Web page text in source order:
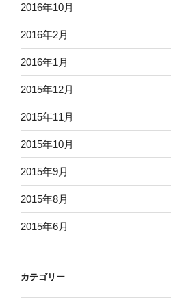
2016年10月
2016年2月
2016年1月
2015年12月
2015年11月
2015年10月
2015年9月
2015年8月
2015年6月
カテゴリー